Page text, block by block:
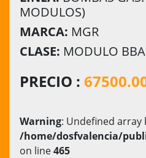
MODULOS)
MARCA: MGR
CLASE: MODULO
PRECIO :
Warning: Undefined array
/home/dosfvalencia/
on line465